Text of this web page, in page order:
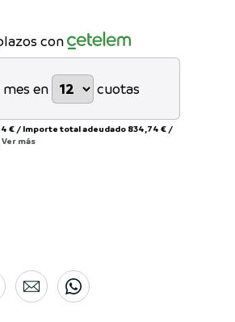
con
mes en cuotas
€ / Importe total adeudado 834,74 € /
Ver más